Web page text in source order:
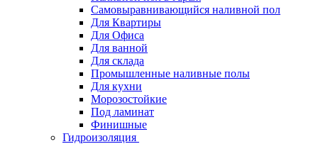
Самовыравнивающийся наливной пол
Для Квартиры
Для Офиса
Для ванной
Для склада
Промышленные наливные полы
Для кухни
Морозостойкие
Под ламинат
Финишные
Гидроизоляция